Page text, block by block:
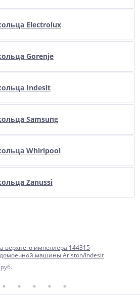
Electrolux
Gorenje
Indesit
Samsung
Whirlpool
Zanussi
верхнего импеллера 144315
машины Ariston/Indesit
руб.